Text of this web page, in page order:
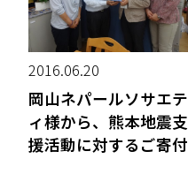
2016.06.20
岡山ネパールソサエテ
ィ様から、熊本地震支
援活動に対するご寄付